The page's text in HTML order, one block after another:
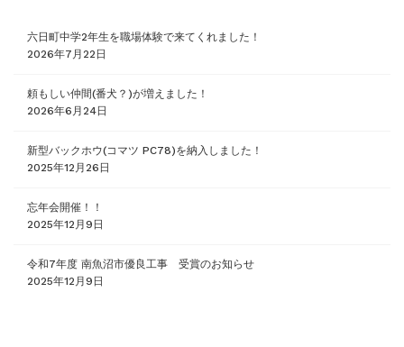
六日町中学2年生を職場体験で来てくれました！
2026年7月22日
頼もしい仲間(番犬？)が増えました！
2026年6月24日
新型バックホウ(コマツ PC78)を納入しました！
2025年12月26日
忘年会開催！！
2025年12月9日
令和7年度 南魚沼市優良工事 受賞のお知らせ
2025年12月9日